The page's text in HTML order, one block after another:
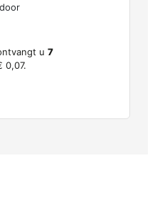
door
u 7
0,07.